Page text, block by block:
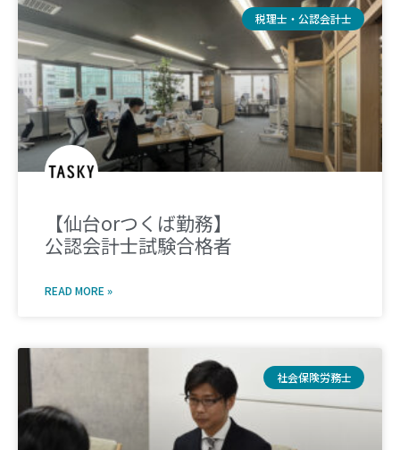
税理士・公認会計士
【仙台orつくば勤務】
公認会計士試験合格者
READ MORE »
社会保険労務士